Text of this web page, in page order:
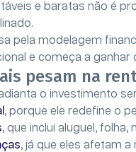
e baratas não é
pela modelagem
e começa a ganhar
pesam na
o investimento
, porque ele redefine o
, que inclui aluguel,
, já que eles afetam